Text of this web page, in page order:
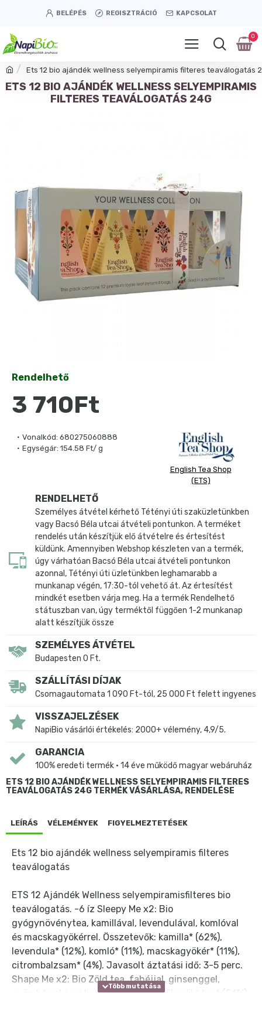
BELÉPÉS REGISZTRÁCIÓ KAPCSOLAT
0
Ets 12 bio ajándék wellness selyempiramis filteres teaválogatás
ETS 12 BIO AJÁNDÉK WELLNESS SELYEMPIRAMIS
FILTERES TEAVÁLOGATÁS 24G
Vonalkód: 680275060888
Egységár: 154.58 Ft/ g
English Tea Shop
(ETS)
Rendelhető
3 710Ft
RENDELHETŐ
Személyes átvétel kérhető Tétényi úti szaküzletünkben
vagy Bacsó Béla utcai átvételi pontunkon. A terméket
rendelés után készítjük elő átvételre és értesítést
küldünk. Amennyiben Webshop készleten van a termék,
úgy várhatóan Bacsó Béla utcai átvételi pontunkon
azonnal, Tétényi úti üzletünkben leghamarabb a
munkanap végén, 17:30-tól vehető át. Az értesítést
mindkét esetben várja meg. Ha a termék Rendelhető
státuszban van, úgy terméktől függően 1-2 munkanap
alatt készítjük össze
SZEMÉLYES ÁTVÉTEL
Budapesten 0 Ft.
SZÁLLÍTÁSI DÍJAK
Csomagautomata 1 090 Ft-tól, 25 000 Ft felett ingyenes
VISSZAJELZÉSEK
NapiBio vásárlói értékelés: 2000+ vélemény, 4,9/5.
GARANCIA
100% eredeti termék • 14 éve működő magyar webáruház
ETS 12 BIO AJÁNDÉK WELLNESS SELYEMPIRAMIS FILTERES
TEAVÁLOGATÁS 24G TERMÉK VÁSÁRLÁSA, RENDELÉSE
LEÍRÁS VÉLEMÉNYEK FIGYELMEZTETÉSEK
Ets 12 bio ajándék wellness selyempiramis filteres
teaválogatás
ETS 12 Ajándék Wellness selyempiramisfilteres bio
teaválogatás. -6 íz Sleepy Me x2: Bio
gyógynövénytea, kamillával, levendulával, komlóval
és macskagyökérrel. Összetevők: kamilla* (62%),
levendula* (12%), komló* (11%), macskagyökér* (11%),
citrombalzsam* (4%). Javasolt áztatási idő: 3-5 perc.
Shape Me x2: Bio Zöld tea, fahéjjal, ginsenggel,
gyömbérrel acai berryvel. Összetevők: zöld tea* (54%),